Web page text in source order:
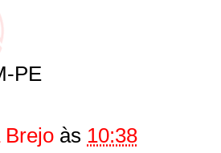
PE
Brejo às 10:38